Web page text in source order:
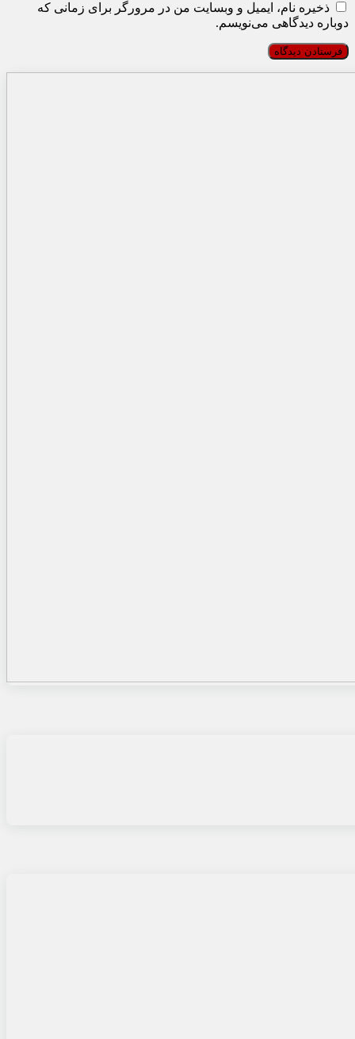
ذخیره نام، ایمیل و وبسایت من در مرورگر برای زمانی که
دوباره دیدگاهی می‌نویسم.